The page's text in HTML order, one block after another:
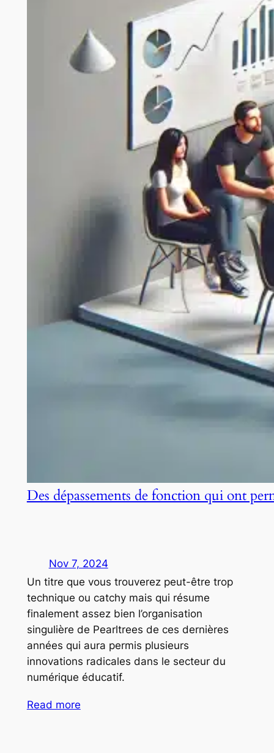
Des dépassements de fonction qui ont
Nov 7, 2024
Un titre que vous trouverez peut-être trop
technique ou catchy mais qui résume
finalement assez bien l’organisation
singulière de Pearltrees de ces dernières
années qui aura permis plusieurs
innovations radicales dans le secteur du
numérique éducatif.
Read more